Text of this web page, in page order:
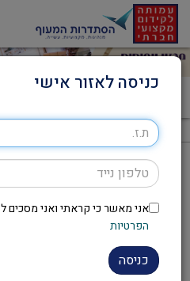
אפריל 2019
כניסה לאזור אישי
אני מאשר כי קראתי ואני מסכים ל
הפרטיות
כניסה